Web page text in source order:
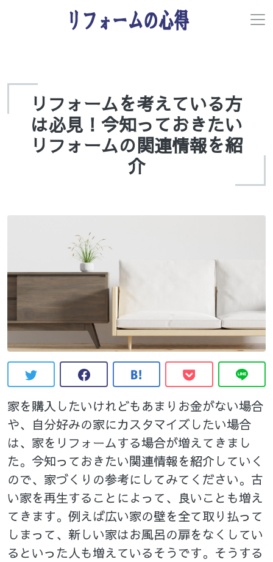
リフォームを考えている方
は必見！今知っておきたい
リフォームの関連情報を紹
介
家を購入したいけれどもあまりお金がない場合
や、自分好みの家にカスタマイズしたい場合
は、家をリフォームする場合が増えてきまし
た。今知っておきたい関連情報を紹介していく
ので、家づくりの参考にしてみてください。古
い家を再生することによって、良いことも増え
てきます。例えば広い家の壁を全て取り払って
しまって、新しい家はお風呂の扉をなくしてい
るといった人も増えているそうです。そうする